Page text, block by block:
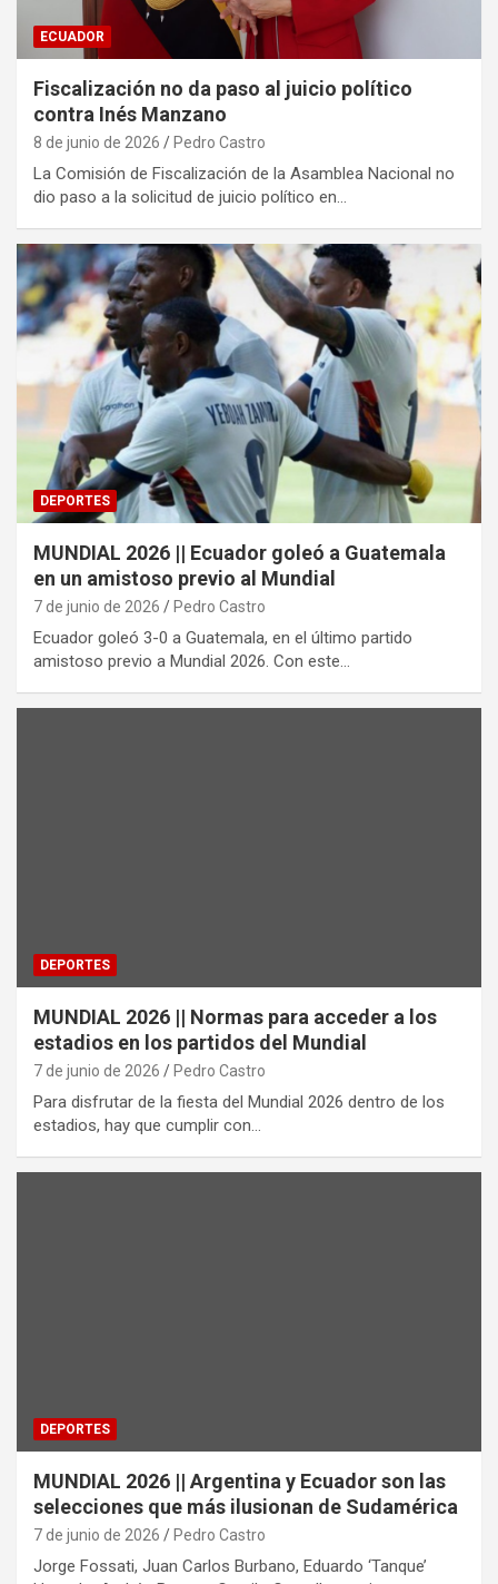
ECUADOR
Fiscalización no da paso al juicio político
contra Inés Manzano
8 de junio de 2026 Pedro Castro
La Comisión de Fiscalización de la Asamblea Nacional no
dio paso a la solicitud de juicio político en…
DEPORTES
MUNDIAL 2026 || Ecuador goleó a Guatemala
en un amistoso previo al Mundial
7 de junio de 2026 Pedro Castro
Ecuador goleó 3-0 a Guatemala, en el último partido
amistoso previo a Mundial 2026. Con este…
DEPORTES
MUNDIAL 2026 || Normas para acceder a los
estadios en los partidos del Mundial
7 de junio de 2026 Pedro Castro
Para disfrutar de la fiesta del Mundial 2026 dentro de los
estadios, hay que cumplir con…
DEPORTES
MUNDIAL 2026 || Argentina y Ecuador son las
selecciones que más ilusionan de Sudamérica
7 de junio de 2026 Pedro Castro
Jorge Fossati, Juan Carlos Burbano, Eduardo ‘Tanque’